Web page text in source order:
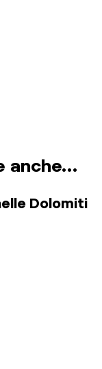
anche…
Dolomiti